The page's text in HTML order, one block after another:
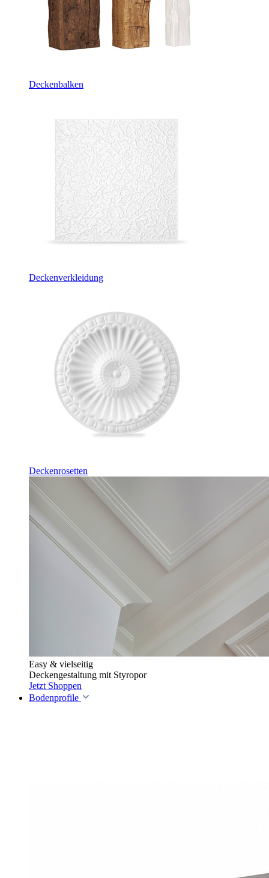
Deckenbalken
Deckenverkleidung
Deckenrosetten
Easy & vielseitig
Deckengestaltung mit Styropor
Jetzt Shoppen
Bodenprofile